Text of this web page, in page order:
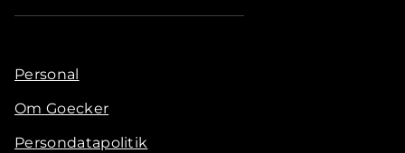
Personal
Om Goecker
Persondatapolitik